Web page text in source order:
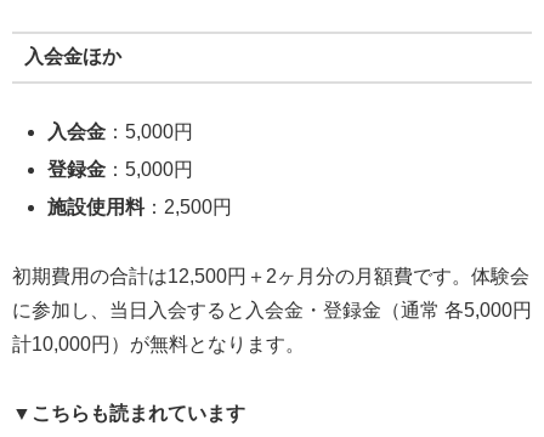
入会金ほか
入会金 ：5,000円
登録金 ：5,000円
施設使用料：2,500円
初期費用の合計は12,500円＋2ヶ月分の月額費です。体験会
に参加し、当日入会すると入会金・登録金（通常 各5,000円
計10,000円）が無料となります。
▼こちらも読まれています